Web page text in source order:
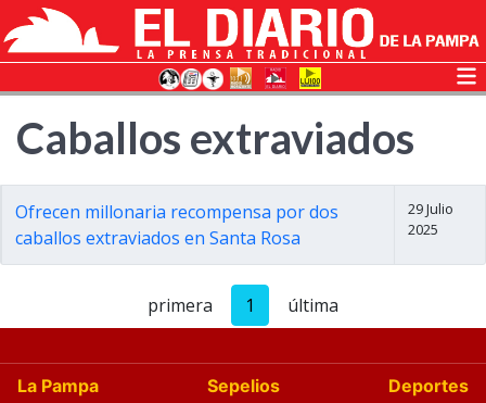
Caballos extraviados
Ofrecen millonaria recompensa por dos
caballos extraviados en Santa Rosa
29 Julio
2025
primera 1 última
La Pampa Sepelios
Deportes